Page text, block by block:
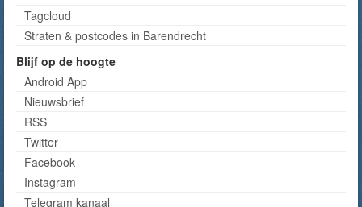
Tagcloud
Straten & postcodes in Barendrecht
Blijf op de hoogte
Android App
Nieuwsbrief
RSS
Twitter
Facebook
Instagram
Telegram kanaal